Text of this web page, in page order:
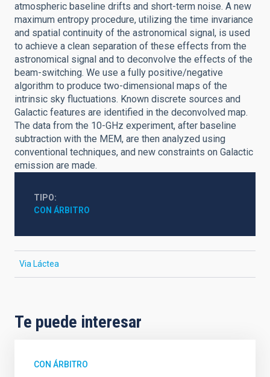
atmospheric baseline drifts and short-term noise. A new
maximum entropy procedure, utilizing the time invariance
and spatial continuity of the astronomical signal, is used
to achieve a clean separation of these effects from the
astronomical signal and to deconvolve the effects of the
beam-switching. We use a fully positive/negative
algorithm to produce two-dimensional maps of the
intrinsic sky fluctuations. Known discrete sources and
Galactic features are identified in the deconvolved map.
The data from the 10-GHz experiment, after baseline
subtraction with the MEM, are then analyzed using
conventional techniques, and new constraints on Galactic
emission are made.
TIPO
CON ÁRBITRO
Via Láctea
Te puede interesar
CON ÁRBITRO